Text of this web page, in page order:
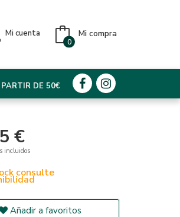
Mi cuenta Mi compra
0
DE 50€
€
incluidos
consulte
Añadir a favoritos